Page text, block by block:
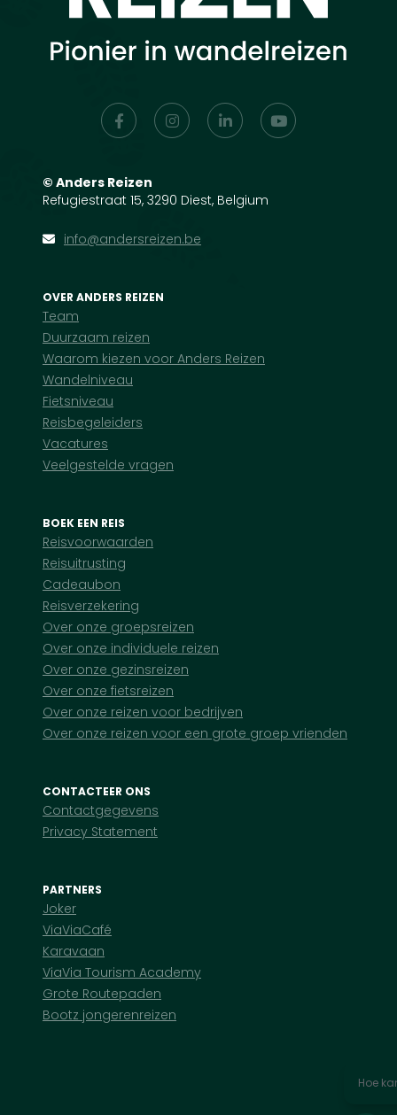
© Anders Reizen
Refugiestraat 15, 3290 Diest, Belgium
info@andersreizen.be
OVER ANDERS REIZEN
Team
Duurzaam reizen
Waarom kiezen voor Anders Reizen
Wandelniveau
Fietsniveau
Reisbegeleiders
Vacatures
Veelgestelde vragen
BOEK EEN REIS
Reisvoorwaarden
Reisuitrusting
Cadeaubon
Reisverzekering
Over onze groepsreizen
Over onze individuele reizen
Over onze gezinsreizen
Over onze fietsreizen
Over onze reizen voor bedrijven
Over onze reizen voor een grote groep vrienden
CONTACTEER ONS
Contactgegevens
Privacy Statement
PARTNERS
Joker
ViaViaCafé
Karavaan
ViaVia Tourism Academy
Grote Routepaden
Bootz jongerenreizen
Hoe